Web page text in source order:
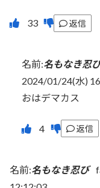
返信
名前:名もなき忍
2024/01/24(水)
おはデマカス
返信
名前:名もなき忍び